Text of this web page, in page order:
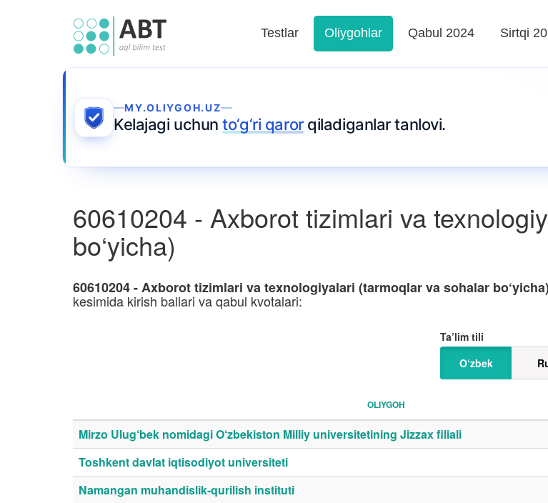
Testlar Oliygohlar Qabul 2024 Sirtqi
MY.OLIYGOH.UZ
Kelajagi uchunto‘g‘ri qarorqiladiganlar tanlovi.
60610204 - Axborot tizimlari va
bo‘yicha)
60610204 - Axborot tizimlari va texnologiyalari (tarmoqlar va sohalar bo‘yicha)
kesimida kirish ballari va qabul kvotalari:
Ta’lim tili
O‘zbek
OLIYGOH
Mirzo Ulug‘bek nomidagi O‘zbekiston Milliy universitetining Jizzax filiali
Toshkent davlat iqtisodiyot universiteti
Namangan muhandislik-qurilish instituti